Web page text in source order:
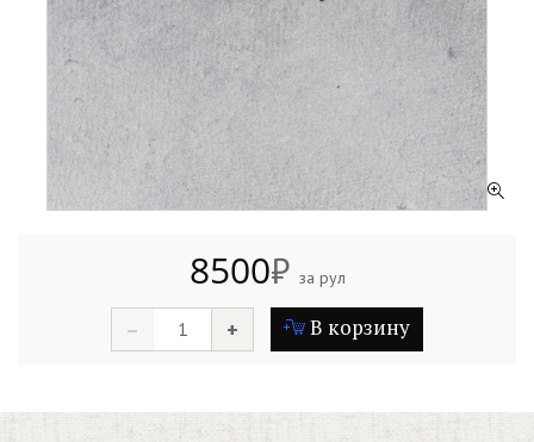
8500₽ за рул
– + В корзину